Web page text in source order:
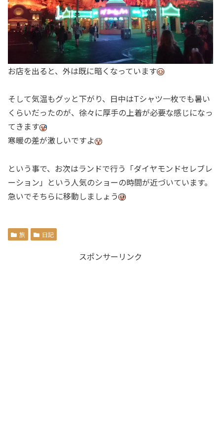
お店を出ると、外は既に暗くなっています
そして気温もグッと下がり、日中はTシャツ一枚でも暑い
くらいだったのが、徐々に厚手の上着が必要な感じになっ
てきます
寒暖の差が激しいですよ
という事で、お次はランドで行う「ダイヤモンドセレブレ
ーション」という人気のショーの時間が近づいています。
急いでそちらに移動しましょう
旅 日記
スポンサーリンク